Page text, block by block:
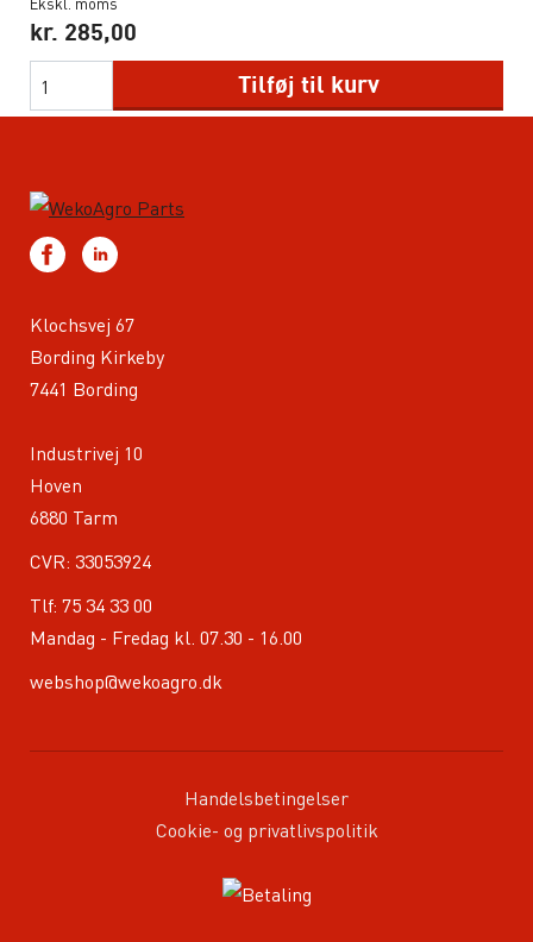
kr. 285,00
Tilføj til kurv
Klochsvej 67
Bording Kirkeby
7441 Bording
Industrivej 10
Hoven
6880 Tarm
CVR: 33053924
Tlf: 75 34 33 00
Mandag - Fredag kl. 07.30 - 16.00
webshop@wekoagro.dk
Handelsbetingelser
Cookie- og privatlivspolitik